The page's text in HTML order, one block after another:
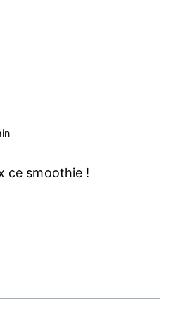
ce smoothie !